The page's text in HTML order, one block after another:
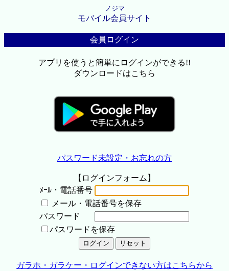
ノジマ
モバイル会員サイト
会員ログイン
アプリを使うと簡単にログインができる!!
ダウンロードはこちら
パスワード未設定・お忘れの方
【ログインフォーム】
ﾒｰﾙ・電話番号
メール・電話番号を保存
パスワード
パスワードを保存
ガラホ・ガラケー・ログインできない方はこちらから